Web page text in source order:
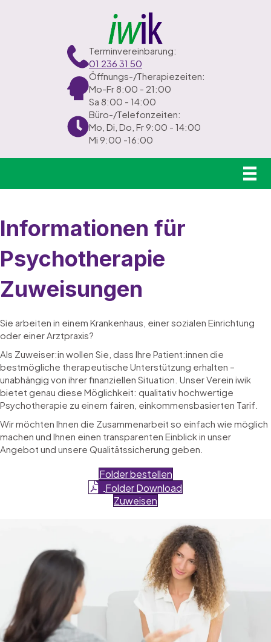
Terminvereinbarung:
01 236 31 50
Öffnungs-/Therapiezeiten:
Mo-Fr 8:00 - 21:00
Sa 8:00 - 14:00
Büro-/Telefonzeiten:
Mo, Di, Do, Fr 9:00 - 14:00
Mi 9:00 -16:00
Informationen für
Psychotherapie
Zuweisungen
Sie arbeiten in einem Krankenhaus, einer sozialen Einrichtung
oder einer Arztpraxis?
Als Zuweiser:in wollen Sie, dass Ihre Patient:innen die
bestmögliche therapeutische Unterstützung erhalten –
unabhängig von ihrer finanziellen Situation. Unser Verein iwik
bietet genau diese Möglichkeit: qualitativ hochwertige
Psychotherapie zu einem fairen, einkommensbasierten Tarif.
Wir möchten Ihnen die Zusammenarbeit so einfach wie möglich
machen und Ihnen einen transparenten Einblick in unser
Angebot und unsere Qualitätssicherung geben.
Folder bestellen
Folder Download
Zuweisen